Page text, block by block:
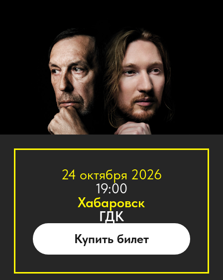
24 октября 2026
19:00
Хабаровск
ГДК
Купить билет
О ПРОЕКТЕ
Уникальное событие для российской
музыкальной сцены – «Официальное трибьют
шоу Николая Носкова», созданное при участии
продюсера Виктора Дробыша, музыкантов
симфонического оркестра и артиста IVAN —
многолетнего музыкального партнёра Николая
Проект создан с личного благословения и при
участии самого Николая Носкова, который
желает одного: чтобы его песни жили дальше и